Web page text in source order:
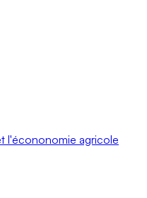
l'écononomie agricole